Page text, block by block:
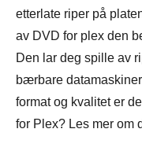
etterlate riper på
av DVD for plex den
Den lar deg spille av
bærbare
format og kvalitet er
for Plex? Les mer om